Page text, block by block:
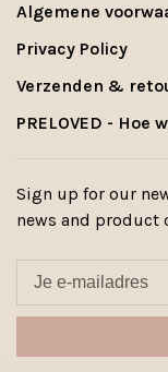
Algemene
Privacy Policy
Verzenden &
PRELOVED - Hoe
Sign up for our
news and product